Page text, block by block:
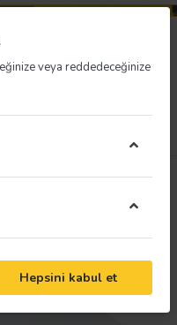
veya reddedeceğinize
Hepsini kabul et